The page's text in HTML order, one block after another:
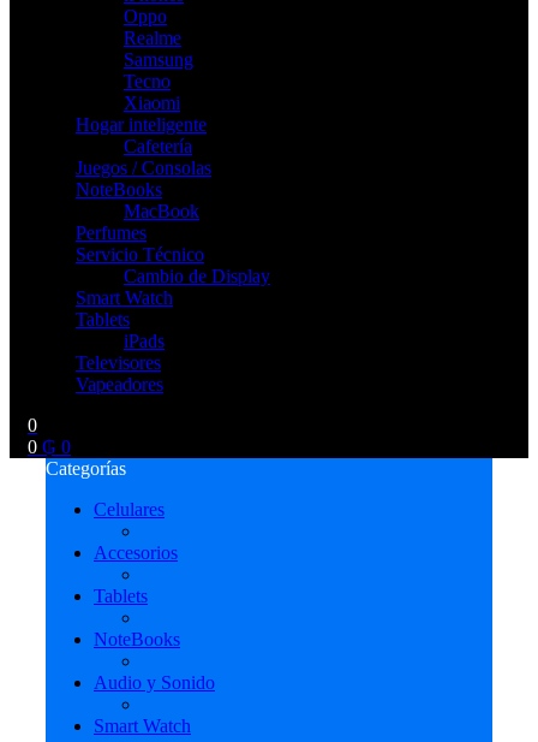
Oppo
Realme
Samsung
Tecno
Xiaomi
Hogar inteligente
Cafetería
Juegos / Consolas
NoteBooks
MacBook
Perfumes
Servicio Técnico
Cambio de Display
Smart Watch
Tablets
iPads
Televisores
Vapeadores
0
0 ₲ 0
Categorías
Celulares
Accesorios
Tablets
NoteBooks
Audio y Sonido
Smart Watch